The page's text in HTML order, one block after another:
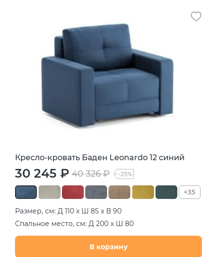
Кресло-кровать Баден Leonardo 12 синий
30 245 ₽ 40 326 ₽ -25%
+35
Размер, см: Д 110 х Ш 85 х В 90
Спальное место, см: Д 200 х Ш 80
В корзину